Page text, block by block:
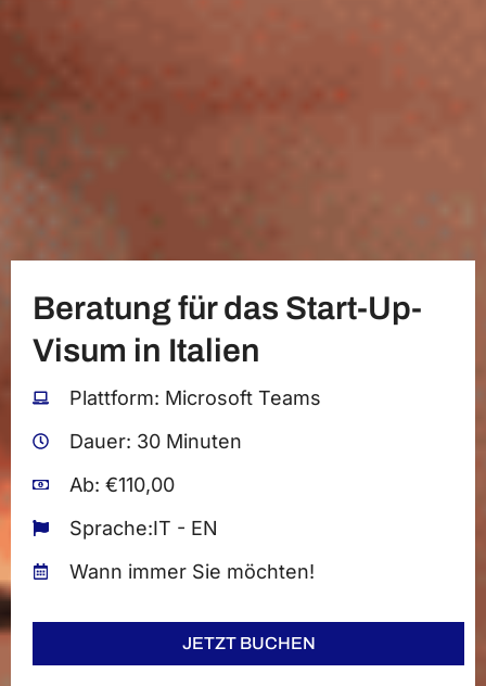
Beratung für das Start-Up-
Visum in Italien
Plattform: Microsoft Teams
Dauer: 30 Minuten
Ab: €110,00
Sprache:IT - EN
Wann immer Sie möchten!
JETZT BUCHEN